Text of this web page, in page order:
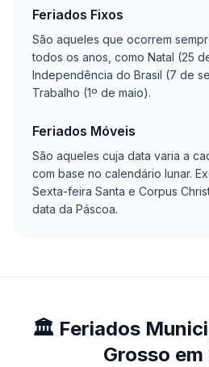
Feriados Fixos
São aqueles que ocorrem
todos os anos, como Natal (25
Independência do Brasil (7 de
Trabalho (1º de maio).
Feriados Móveis
São aqueles cuja data varia a
com base no calendário lunar.
Sexta-feira Santa e Corpus
data da Páscoa.
🏛️ Feriados
Grosso